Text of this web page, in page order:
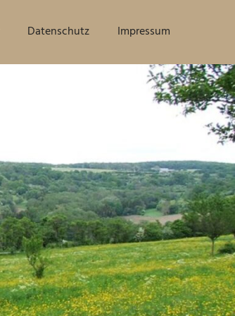
Datenschutz Impressum